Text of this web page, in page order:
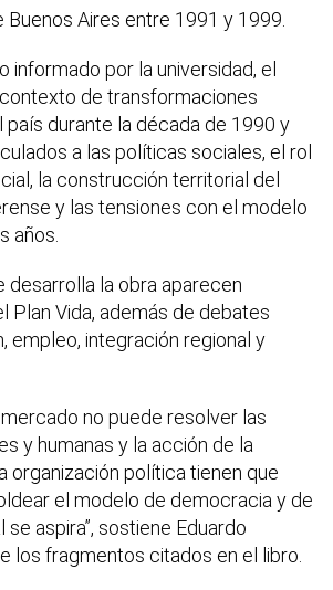
Buenos Aires entre 1991 y 1999.
informado por la universidad, el
de transformaciones
país durante la década de 1990 y
a las políticas sociales, el rol
la construcción territorial del
y las tensiones con el modelo
años.
desarrolla la obra aparecen
Plan Vida, además de debates
empleo, integración regional y
no puede resolver las
y humanas y la acción de la
organización política tienen que
el modelo de democracia y de
se aspira”, sostiene Eduardo
los fragmentos citados en el libro.